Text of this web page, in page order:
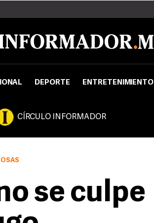
DEPORTE ENTRETENIMIENTO
CÍRCULO INFORMADOR
se culpe